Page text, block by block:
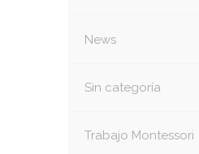
News
Sin categoría
Trabajo Montessori